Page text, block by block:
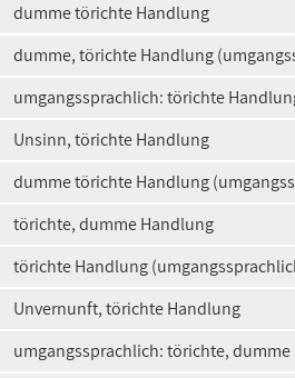
dumme törichte Handlung
dumme, törichte Handlung
umgangssprachlich: törichte
Unsinn, törichte Handlung
dumme törichte Handlung
törichte, dumme Handlung
törichte Handlung
Unvernunft, törichte Handlung
umgangssprachlich: törichte,